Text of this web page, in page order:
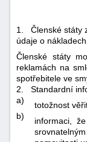
1.
Členské státy
údaje o
Členské státy
reklamách na
spotřebitele ve
2.
Standardní
a)
totožnost
b)
informaci,